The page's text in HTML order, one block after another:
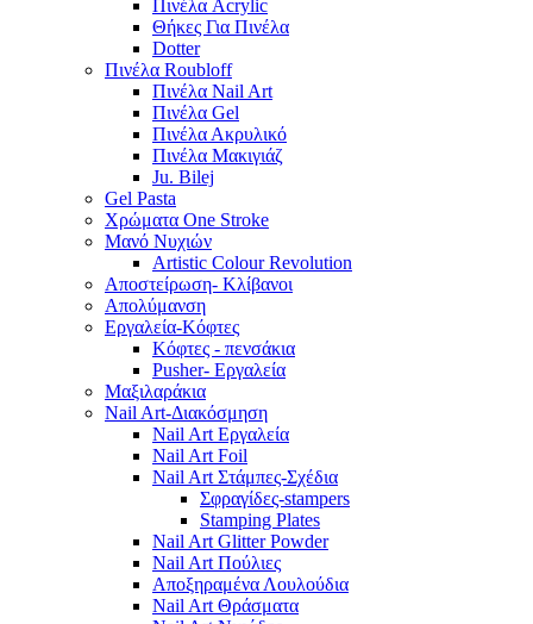
Πινέλα Acrylic
Θήκες Για Πινέλα
Dotter
Πινέλα Roubloff
Πινέλα Nail Art
Πινέλα Gel
Πινέλα Ακρυλικό
Πινέλα Μακιγιάζ
Ju. Bilej
Gel Pasta
Χρώματα One Stroke
Mανό Nυχιών
Artistic Colour Revolution
Αποστείρωση- Κλίβανοι
Απολύμανση
Εργαλεία-Κόφτες
Κόφτες - πενσάκια
Pusher- Εργαλεία
Μαξιλαράκια
Nail Art-Διακόσμηση
Nail Art Εργαλεία
Nail Art Foil
Nail Art Στάμπες-Σχέδια
Σφραγίδες-stampers
Stamping Plates
Nail Art Glitter Powder
Nail Art Πούλιες
Αποξηραμένα Λουλούδια
Nail Art Θράσματα